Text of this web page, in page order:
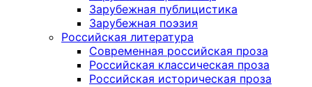
Зарубежная публицистика
Зарубежная поэзия
Российская литература
Современная российская проза
Российская классическая проза
Российская историческая проза